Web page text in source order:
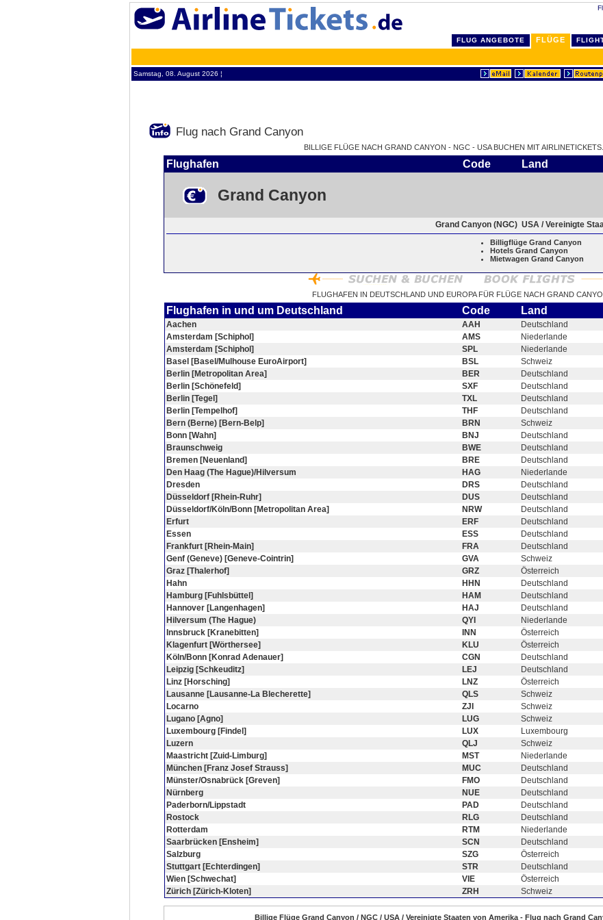
FLUG ANGEBOTE FLÜGE
Samstag, 08. August 2026 ¦
Flug nach Grand Canyon
BILLIGE FLÜGE NACH GRAND CANYON - NGC - USA BUCHEN MIT
Flughafen Code Land
Grand Canyon
Grand Canyon (NGC) USA / Vereinigte
Billigflüge Grand Canyon
Hotels Grand Canyon
Mietwagen Grand Canyon
FLUGHAFEN IN DEUTSCHLAND UND EUROPA FÜR FLÜGE NACH GRAND
Flughafen in und um Deutschland Code Land
Aachen AAH
Deutschland
Amsterdam [Schiphol]
AMS
Niederlande
Amsterdam [Schiphol]
SPL
Niederlande
Basel [Basel/Mulhouse EuroAirport]
BSL
Schweiz
Berlin [Metropolitan Area]
BER
Deutschland
Berlin [Schönefeld]
SXF
Deutschland
Berlin [Tegel]
TXL
Deutschland
Berlin [Tempelhof]
THF
Deutschland
Bern (Berne) [Bern-Belp]
BRN
Schweiz
Bonn [Wahn]
BNJ
Deutschland
Braunschweig
BWE
Deutschland
Bremen [Neuenland]
BRE
Deutschland
Den Haag (The Hague)/Hilversum
HAG
Niederlande
Dresden
DRS
Deutschland
Düsseldorf [Rhein-Ruhr]
DUS
Deutschland
Düsseldorf/Köln/Bonn [Metropolitan Area]
NRW
Deutschland
Erfurt
ERF
Deutschland
Essen
ESS
Deutschland
Frankfurt [Rhein-Main]
FRA
Deutschland
Genf (Geneve) [Geneve-Cointrin]
GVA
Schweiz
Graz [Thalerhof]
GRZ
Österreich
Hahn
HHN
Deutschland
Hamburg [Fuhlsbüttel]
HAM
Deutschland
Hannover [Langenhagen]
HAJ
Deutschland
Hilversum (The Hague)
QYI
Niederlande
Innsbruck [Kranebitten]
INN
Österreich
Klagenfurt [Wörthersee]
KLU
Österreich
Köln/Bonn [Konrad Adenauer]
CGN
Deutschland
Leipzig [Schkeuditz]
LEJ
Deutschland
Linz [Horsching]
LNZ
Österreich
Lausanne [Lausanne-La Blecherette]
QLS
Schweiz
Locarno
ZJI
Schweiz
Lugano [Agno]
LUG
Schweiz
Luxembourg [Findel]
LUX
Luxembourg
Luzern
QLJ
Schweiz
Maastricht [Zuid-Limburg]
MST
Niederlande
München [Franz Josef Strauss]
MUC
Deutschland
Münster/Osnabrück [Greven]
FMO
Deutschland
Nürnberg
NUE
Deutschland
Paderborn/Lippstadt
PAD
Deutschland
Rostock
RLG
Deutschland
Rotterdam
RTM
Niederlande
Saarbrücken [Ensheim]
SCN
Deutschland
Salzburg
SZG
Österreich
Stuttgart [Echterdingen]
STR
Deutschland
Wien [Schwechat]
VIE
Österreich
Zürich [Zürich-Kloten]
ZRH Schweiz
Billige Flüge Grand Canyon / NGC / USA / Vereinigte Staaten von Amerika - Flug nach Grand